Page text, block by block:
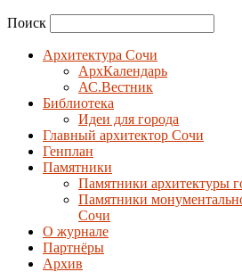
Поиск
Архитектура Сочи
АрхКалендарь
АС.Вестник
Библиотека
Идеи для города
Главный архитектор Сочи
Генплан
Памятники
Памятники архитектуры
Памятники
Сочи
О журнале
Партнёры
Архив